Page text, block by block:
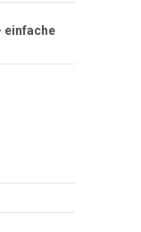
einfache